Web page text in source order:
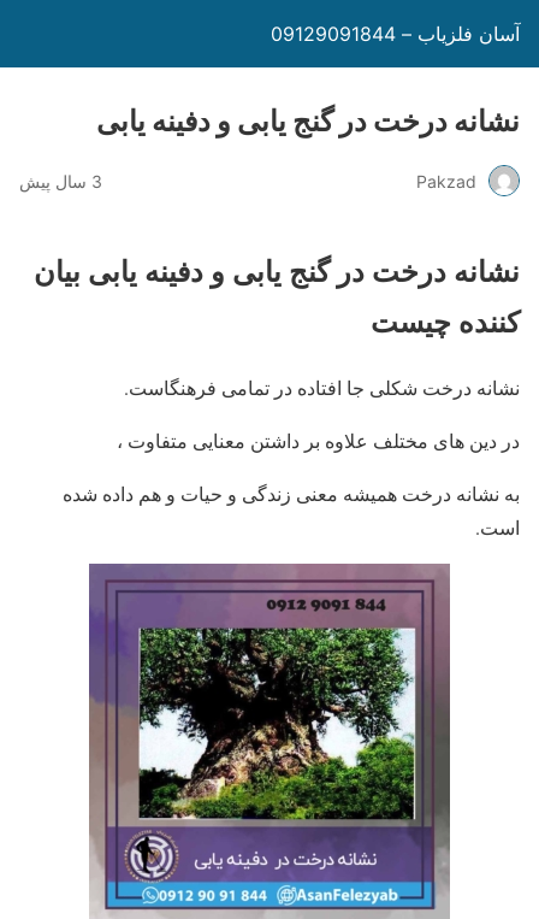
آسان فلزیاب – 09129091844
نشانه درخت در گنج یابی و دفینه یابی
Pakzad 3 سال پیش
نشانه درخت در گنج یابی و دفینه یابی بیان
کننده چیست
نشانه درخت شکلی جا افتاده در تمامی فرهنگاست.
در دین های مختلف علاوه بر داشتن معنایی متفاوت ،
به نشانه درخت همیشه معنی زندگی و حیات و هم داده شده
است.